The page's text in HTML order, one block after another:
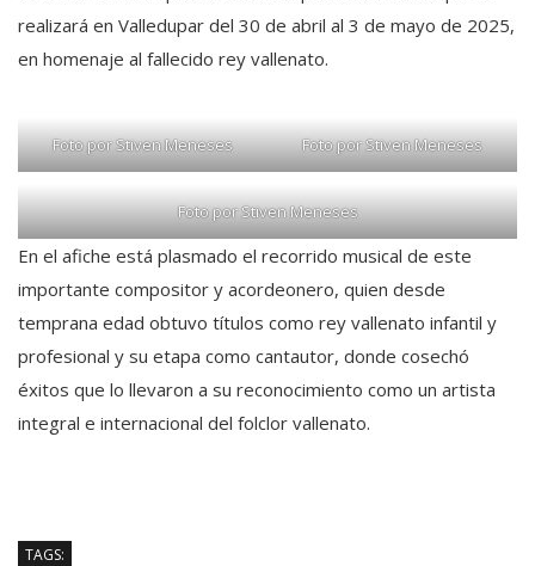
realizará en Valledupar del 30 de abril al 3 de mayo de 2025,
en homenaje al fallecido rey vallenato.
Foto por Stiven Meneses Foto por Stiven Meneses
Foto por Stiven Meneses
En el afiche está plasmado el recorrido musical de este
importante compositor y acordeonero, quien desde
temprana edad obtuvo títulos como rey vallenato infantil y
profesional y su etapa como cantautor, donde cosechó
éxitos que lo llevaron a su reconocimiento como un artista
integral e internacional del folclor vallenato.
TAGS: